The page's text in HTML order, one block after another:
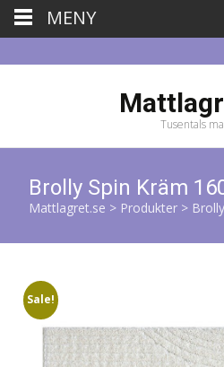
Tusentals
Brolly Spin Kräm
Mattlagret.se > Produkter >
Sale!
MENY